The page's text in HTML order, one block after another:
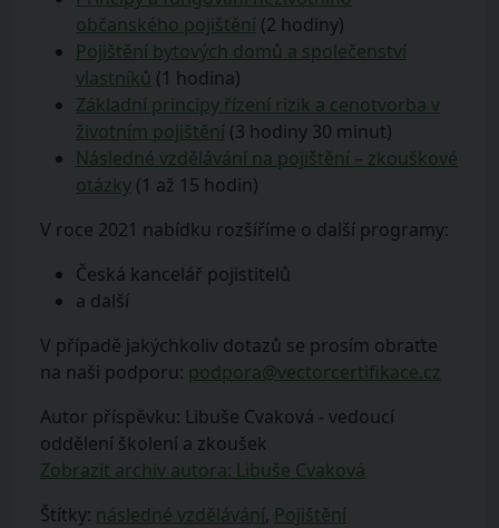
občanského pojištění (2 hodiny)
Pojištění bytových domů a společenství
vlastníků (1 hodina)
Základní principy řízení rizik a cenotvorba v
životním pojištění (3 hodiny 30 minut)
Následné vzdělávání na pojištění – zkouškové
otázky (1 až 15 hodin)
V roce 2021 nabídku rozšíříme o další programy:
Česká kancelář pojistitelů
a další
V případě jakýchkoliv dotazů se prosím obraťte
na naši podporu: podpora@vectorcertifikace.cz
Autor příspěvku: Libuše Cvaková - vedoucí
oddělení školení a zkoušek
Zobrazit archiv autora: Libuše Cvaková
Štítky: následné vzdělávání, Pojištění